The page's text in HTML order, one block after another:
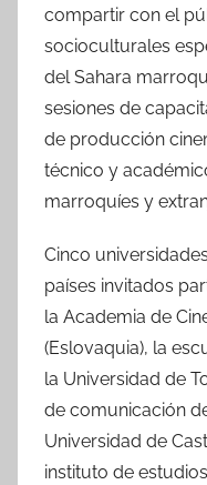
compartir con el
socioculturales
del Sahara
sesiones de
de producción
técnico y
marroquíes y
Cinco
países invitados
la Academia de
(Eslovaquia), la
la Universidad de
de comunicación
Universidad de
instituto de